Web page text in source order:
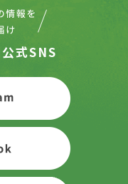
式SNS